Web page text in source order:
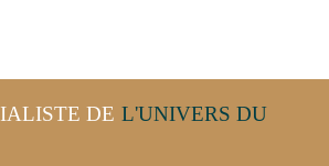
DE L'UNIVERS DU